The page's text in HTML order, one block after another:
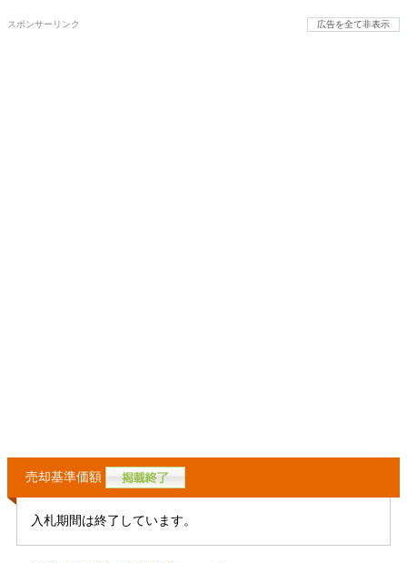
スポンサーリンク 広告を全て非表示
売却基準価額
入札期間は終了しています。